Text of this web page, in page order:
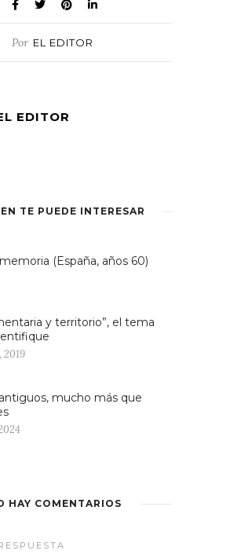
Por EL EDITOR
EDITOR
TE PUEDE INTERESAR
(España, años 60)
y territorio”, el tema
2019
mucho más que
HAY COMENTARIOS